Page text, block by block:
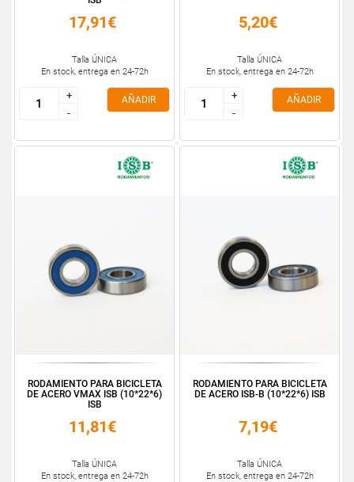
17,91€
Talla ÚNICA
En stock, entrega en 24-72h
+
-
+
-
AÑADIR
5,20€
Talla ÚNICA
En stock, entrega en 24-72h
+
-
+
-
AÑADIR
RODAMIENTO PARA BICICLETA
DE ACERO VMAX ISB (10*22*6)
ISB
11,81€
Talla ÚNICA
En stock, entrega en 24-72h
RODAMIENTO PARA BICICLETA
DE ACERO ISB-B (10*22*6) ISB
7,19€
Talla ÚNICA
En stock, entrega en 24-72h